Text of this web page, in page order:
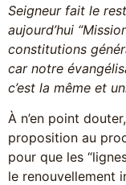
Seigneur fait le
aujourd’hui
constitutions
car notre
c’est la même et
À n’en point
proposition au
pour que les
le renouvellement